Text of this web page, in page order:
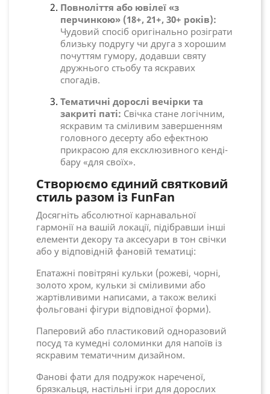
Повноліття або ювілеї «з
перчинкою» (18+, 21+, 30+ років):
Чудовий спосіб оригінально розіграти
близьку подругу чи друга з хорошим
почуттям гумору, додавши святу
дружнього стьобу та яскравих
спогадів.
Тематичні дорослі вечірки та
закриті паті: Свічка стане логічним,
яскравим та сміливим завершенням
головного десерту або ефектною
прикрасою для ексклюзивного кенді-
бару «для своїх».
Створюємо єдиний святковий
стиль разом із FunFan
Досягніть абсолютної карнавальної
гармонії на вашій локації, підібравши інші
елементи декору та аксесуари в тон свічки
або у відповідній фановій тематиці:
Епатажні повітряні кульки (рожеві, чорні,
золото хром, кульки зі сміливими або
жартівливими написами, а також великі
фольговані фігури відповідної форми).
Паперовий або пластиковий одноразовий
посуд та кумедні соломинки для напоїв із
яскравим тематичним дизайном.
Фанові фати для подружок нареченої,
брязкальця, настільні ігри для дорослих